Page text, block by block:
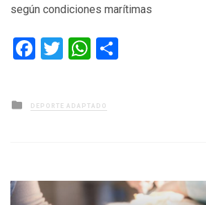
según condiciones marítimas
Facebook
TwitterWhatsApp
Posted
in
DEPORTE ADAPTADO